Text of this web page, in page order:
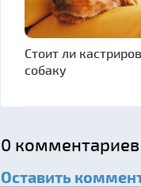
Стоит ли
собаку
0 комментариев
Оставить